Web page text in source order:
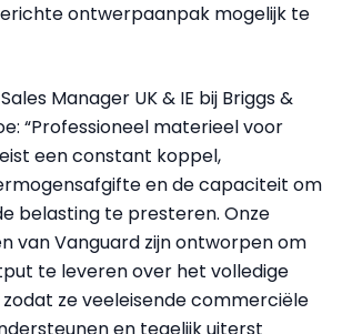
ontwerpaanpak mogelijk te
Manager UK & IE bij Briggs &
“Professioneel materieel voor
een constant koppel,
en de capaciteit om
belasting te presteren. Onze
van Vanguard zijn ontworpen om
te leveren over het volledige
ze veeleisende commerciële